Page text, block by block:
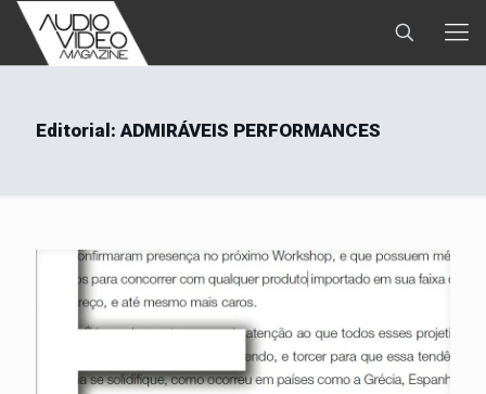
Editorial: ADMIRÁVEIS PERFORMANCES